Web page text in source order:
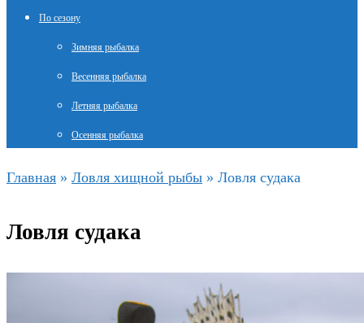
По сезону
Зимняя рыбалка
Весенняя рыбалка
Летняя рыбалка
Осенняя рыбалка
Главная » Ловля хищной рыбы » Ловля судака
Ловля судака